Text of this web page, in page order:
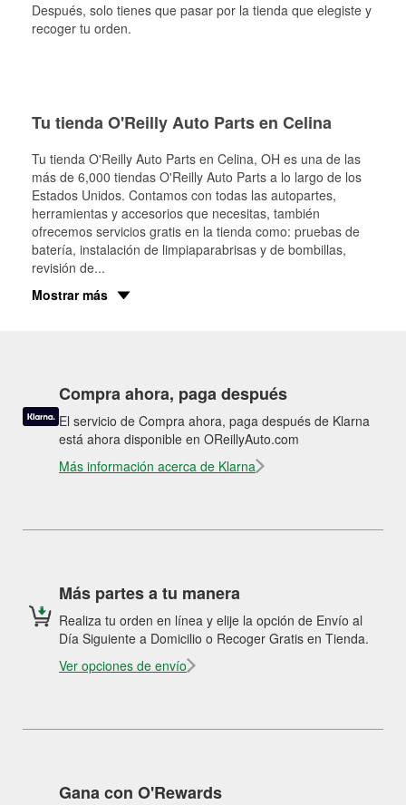
Después, solo tienes que pasar por la tienda que elegiste y
recoger tu orden.
Tu tienda O'Reilly Auto Parts en Celina
Tu tienda O'Reilly Auto Parts en Celina, OH es una de las
más de 6,000 tiendas O'Reilly Auto Parts a lo largo de los
Estados Unidos. Contamos con todas las autopartes,
herramientas y accesorios que necesitas, también
ofrecemos servicios gratis en la tienda como: pruebas de
batería, instalación de limpiaparabrisas y de bombillas,
revisión de...
Mostrar más
Compra ahora, paga después
El servicio de Compra ahora, paga después de Klarna
está ahora disponible en OReillyAuto.com
Más información acerca de Klarna
Más partes a tu manera
Realiza tu orden en línea y elije la opción de Envío al
Día Siguiente a Domicilio o Recoger Gratis en Tienda.
Ver opciones de envío
Gana con O'Rewards